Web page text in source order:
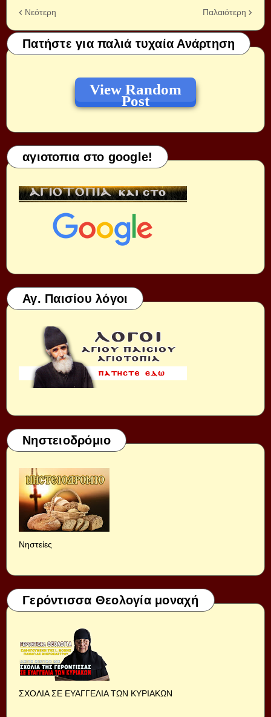
Νεότερη Παλαιότερη
Πατήστε για παλιά τυχαία Ανάρτηση
View Random
Post
αγιοτοπια στο google!
Αγ. Παισίου λόγοι
Νηστειοδρόμιο
Νηστείες
Γερόντισσα Θεολογία μοναχή
ΣΧΟΛΙΑ ΣΕ ΕΥΑΓΓΕΛΙΑ ΤΩΝ ΚΥΡΙΑΚΩΝ